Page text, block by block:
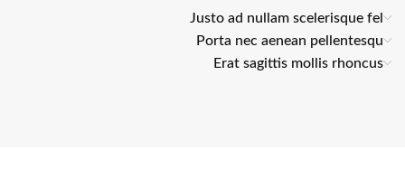
Justo ad nullam scelerisque fel
Porta nec aenean pellentesqu
Erat sagittis mollis rhoncus